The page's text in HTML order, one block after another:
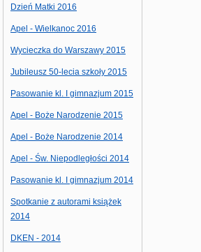
Dzień Matki 2016
Apel - Wielkanoc 2016
Wycieczka do Warszawy 2015
Jubileusz 50-lecia szkoły 2015
Pasowanie kl. I gimnazjum 2015
Apel - Boże Narodzenie 2015
Apel - Boże Narodzenie 2014
Apel - Św. Niepodległości 2014
Pasowanie kl. I gimnazjum 2014
Spotkanie z autorami książek
2014
DKEN - 2014